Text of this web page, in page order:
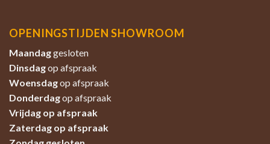
OPENINGSTIJDEN SHOWROOM
Maandaggesloten
Dinsdagop afspraak
Woensdagop afspraak
Donderdagop afspraak
Vrijdag op afspraak
Zaterdag op afspraak